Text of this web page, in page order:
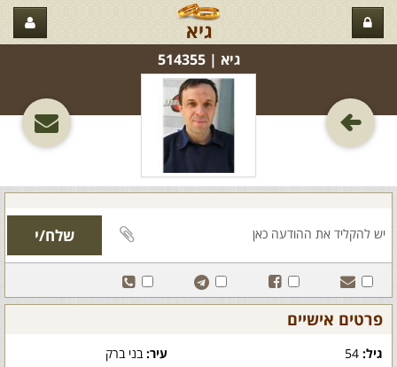
גיא
גיא‏ | 514355
פרטים אישיים
גיל: עיר:בני ברק